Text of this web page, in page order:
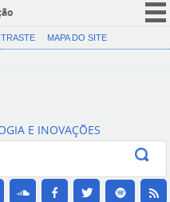
CORONAVÍRUS (COVID-19)
Canais
MAPA DO SITE
E INOVAÇÕES